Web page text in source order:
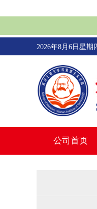
2026年8月6日星期
公司首页